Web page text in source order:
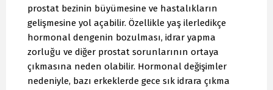
prostat bezinin büyümesine ve hastalıkların
gelişmesine yol açabilir. Özellikle yaş ilerledikçe
hormonal dengenin bozulması, idrar yapma
zorluğu ve diğer prostat sorunlarının ortaya
çıkmasına neden olabilir. Hormonal değişimler
nedeniyle, bazı erkeklerde gece sık idrara çıkma